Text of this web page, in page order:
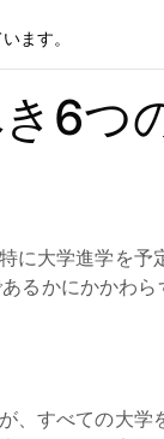
ます。
6つ
に大学進学を予
るかにかかわ
、すべての大